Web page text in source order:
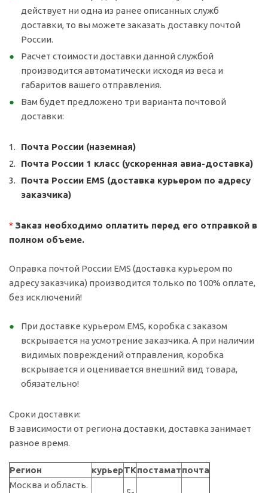
действует ни одна из ранее описанных служб
доставки, то вы можете заказать доставку почтой
России.
Расчет стоимости доставки данной службой
производится автоматически исходя из веса и
габаритов вашего отправления.
Вам будет предложено три варианта почтовой
доставки:
Почта России (наземная)
Почта России 1 класс (ускоренная авиа-доставка)
Почта России EMS (доставка курьером по адресу
заказчика)
* Заказ необходимо оплатить перед его отправкой в
полном объеме.
Оправка почтой России EMS (доставка курьером по
адресу заказчика) производится только по 100% оплате,
без исключений!
При доставке курьером EMS, коробка с заказом
вскрывается на усмотрение заказчика. А при наличии
видимых повреждений отправления, коробка
вскрывается и оценивается внешний вид товара,
обязательно!
Сроки доставки:
В зависимости от региона доставки, доставка занимает
разное время.
Регион курьерТКпостаматпочта
Москва и область.